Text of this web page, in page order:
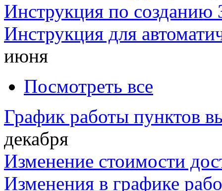
Инструкция по созданию
Инструкция для
июня
Посмотреть все
График работы пунктов
декабря
Изменение стоимости
Изменения в графике